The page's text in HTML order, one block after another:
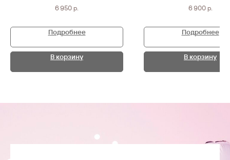
серебрянных шарика
6 950р.
Подробнее
В корзину
круга
6 900 р.
Подробнее
В корзину